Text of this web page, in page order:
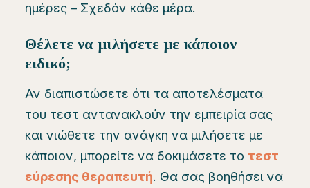
ημέρες – Σχεδόν κάθε μέρα.
Θέλετε να μιλήσετε με κάποιον
ειδικό;
Αν διαπιστώσετε ότι τα αποτελέσματα
του τεστ αντανακλούν την εμπειρία σας
και νιώθετε την ανάγκη να μιλήσετε με
κάποιον, μπορείτε να δοκιμάσετε το τεστ
εύρεσης θεραπευτή. Θα σας βοηθήσει να